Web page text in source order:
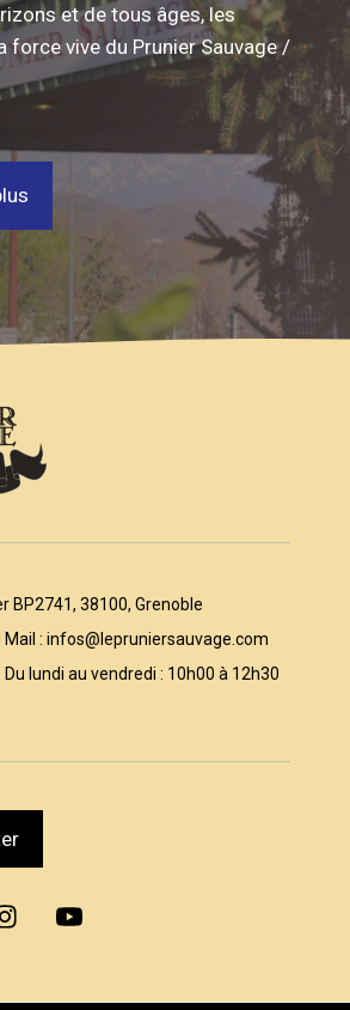
et de tous âges, les
force vive du Prunier Sauvage /
BP2741, 38100, Grenoble
Mail : infos@lepruniersauvage.com
Du lundi au vendredi : 10h00 à 12h30